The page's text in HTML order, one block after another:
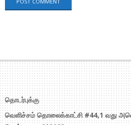
தொடர்புக்கு
வெளிச்சம் தொலைக்காட்சி #44,1 வது